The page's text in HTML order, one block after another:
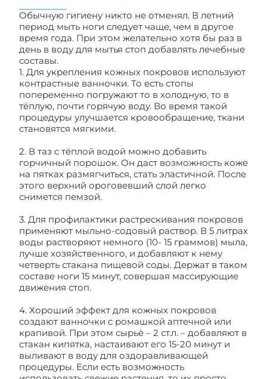
Обычную гигиену никто не отменял. В летний
период мыть ноги следует чаще, чем в другое
время года. При этом желательно хотя бы раз в
день в воду для мытья стоп добавлять лечебные
составы.
1. Для укрепления кожных покровов используют
контрастные ванночки. То есть стопы
попеременно погружают то в холодную, то в
тёплую, почти горячую воду. Во время такой
процедуры улучшается кровообращение, ткани
становятся мягкими.
2. В таз с тёплой водой можно добавить
горчичный порошок. Он даст возможность коже
на пятках размягчиться, стать эластичной. После
этого верхний ороговевший слой легко
снимется пемзой.
3. Для профилактики растрескивания покровов
применяют мыльно-содовый раствор. В 5 литрах
воды растворяют немного (10- 15 граммов) мыла,
лучше хозяйственного, и добавляют к нему
четверть стакана пищевой соды. Держат в таком
составе ноги 15 минут, совершая массирующие
движения стоп.
4. Хороший эффект для кожных покровов
создают ванночки с ромашкой аптечной или
крапивой. При этом сырьё – 2 ст.л. – добавляют в
стакан кипятка, настаивают его 15-20 минут и
выливают в воду для оздоравливающей
процедуры. Если есть возможность